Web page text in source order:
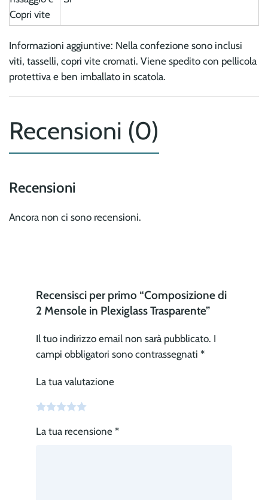
Copri vite
Informazioni aggiuntive: Nella confezione sono inclusi
viti, tasselli, copri vite cromati. Viene spedito con pellicola
protettiva e ben imballato in scatola.
Recensioni (0)
Recensioni
Ancora non ci sono recensioni.
Recensisci per primo “Composizione di
2 Mensole in Plexiglass Trasparente”
Il tuo indirizzo email non sarà pubblicato. I
campi obbligatori sono contrassegnati *
La tua valutazione
La tua recensione *